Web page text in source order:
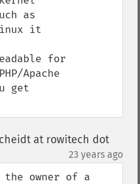
as
it
for
Apache
get
at rowitech dot
23 years ago
the owner of a